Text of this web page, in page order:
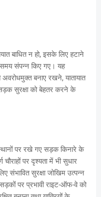
बाधित न हो, इसके लिए हटाने
समय संपन्न किए गए। यह
बनाए रखने, यातायात
सुरक्षा को बेहतर करने के
पर रखे गए सड़क किनारे के
चौराहों पर दृश्यता में भी सुधार
संभावित सुरक्षा जोखिम उत्पन्न
पर प्रभावी राइट-ऑफ-वे को